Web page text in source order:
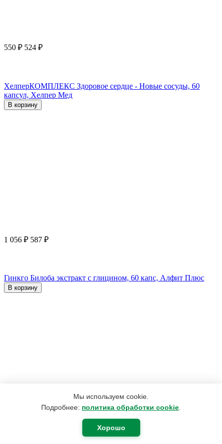
Мы используем cookie.
Подробнее: политика обработки cookie
Хорошо
550 ₽ 524 ₽
ХелперКОМПЛЕКС Здоровое сердце - Новые сосуды, 60
капсул, Хелпер Мед
В корзину
1 056 ₽ 587 ₽
Гинкго Билоба экстракт с глицином, 60 капс, Алфит Плюс
В корзину